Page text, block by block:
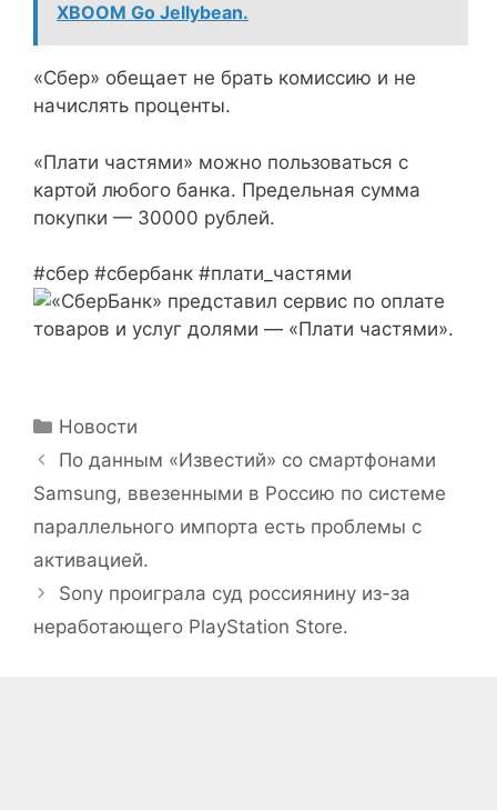
XBOOM Go Jellybean.
«Сбер» обещает не брать комиссию и не
начислять проценты.
«Плати частями» можно пользоваться с
картой любого банка. Предельная сумма
покупки — 30000 рублей.
#сбер #сбербанк #плати_частями
Рубрики
Новости
По данным «Известий» со смартфонами
Samsung, ввезенными в Россию по системе
параллельного импорта есть проблемы с
активацией.
Sony проиграла суд россиянину из-за
неработающего PlayStation Store.